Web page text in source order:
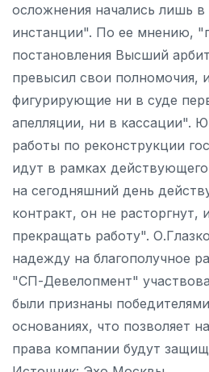
осложнения начались лишь в
инстанции". По ее мнению,
постановления Высший
превысил свои полномочия,
фигурирующие ни в суде
апелляции, ни в кассации".
работы по реконструкции
идут в рамках действующего
на сегодняшний день
контракт, он не
прекращать работу".
надежду на благополучное
"СП-Девелопмент"
были признаны
основаниях, что позволяет
права компании будут